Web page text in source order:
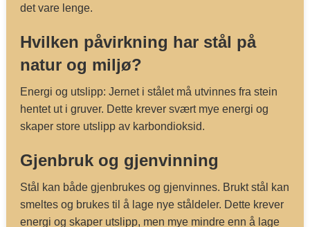
det vare lenge.
Hvilken påvirkning har stål på
natur og miljø?
Energi og utslipp: Jernet i stålet må utvinnes fra stein
hentet ut i gruver. Dette krever svært mye energi og
skaper store utslipp av karbondioksid.
Gjenbruk og gjenvinning
Stål kan både gjenbrukes og gjenvinnes. Brukt stål kan
smeltes og brukes til å lage nye ståldeler. Dette krever
energi og skaper utslipp, men mye mindre enn å lage